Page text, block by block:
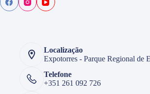
Localização
Expotorres - Parque Regional de
Telefone
+351 261 092 726